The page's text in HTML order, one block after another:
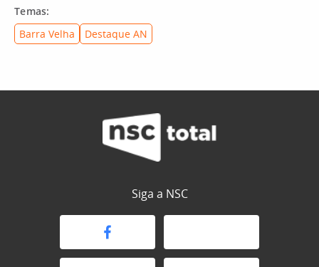
Temas:
Barra Velha
Destaque AN
Siga a NSC